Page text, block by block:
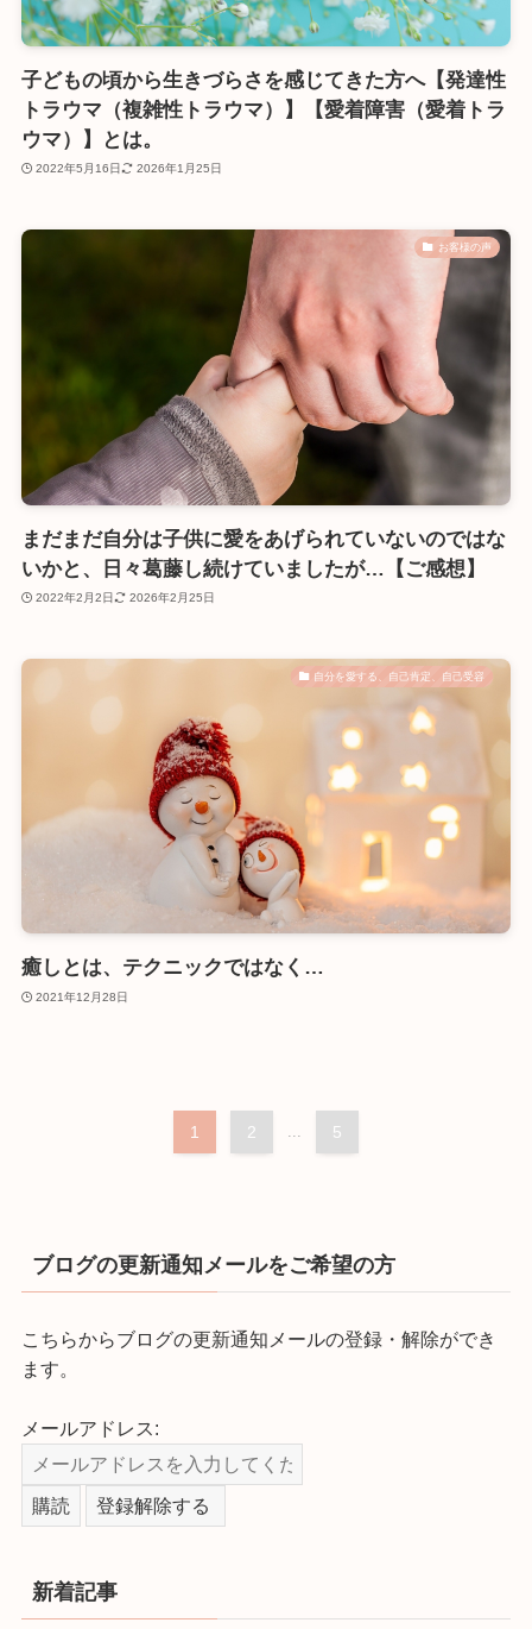
子どもの頃から生きづらさを感じてきた方へ【発達性
トラウマ（複雑性トラウマ）】【愛着障害（愛着トラ
ウマ）】とは。
2022年5月16日 2026年1月25日
お客様の声
まだまだ自分は子供に愛をあげられていないのではな
いかと、日々葛藤し続けていましたが…【ご感想】
2022年2月2日 2026年2月25日
自分を愛する、自己肯定、自己受容
癒しとは、テクニックではなく…
2021年12月28日
1 2 ... 5
ブログの更新通知メールをご希望の方
こちらからブログの更新通知メールの登録・解除ができ
ます。
メールアドレス:
新着記事